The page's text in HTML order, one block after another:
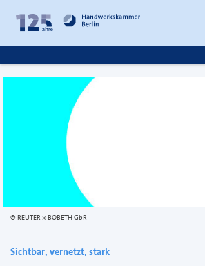
Inhalt
springen
Fußzeile
springen
REUTER × BOBETH GbR
Sichtbar, vernetzt, stark